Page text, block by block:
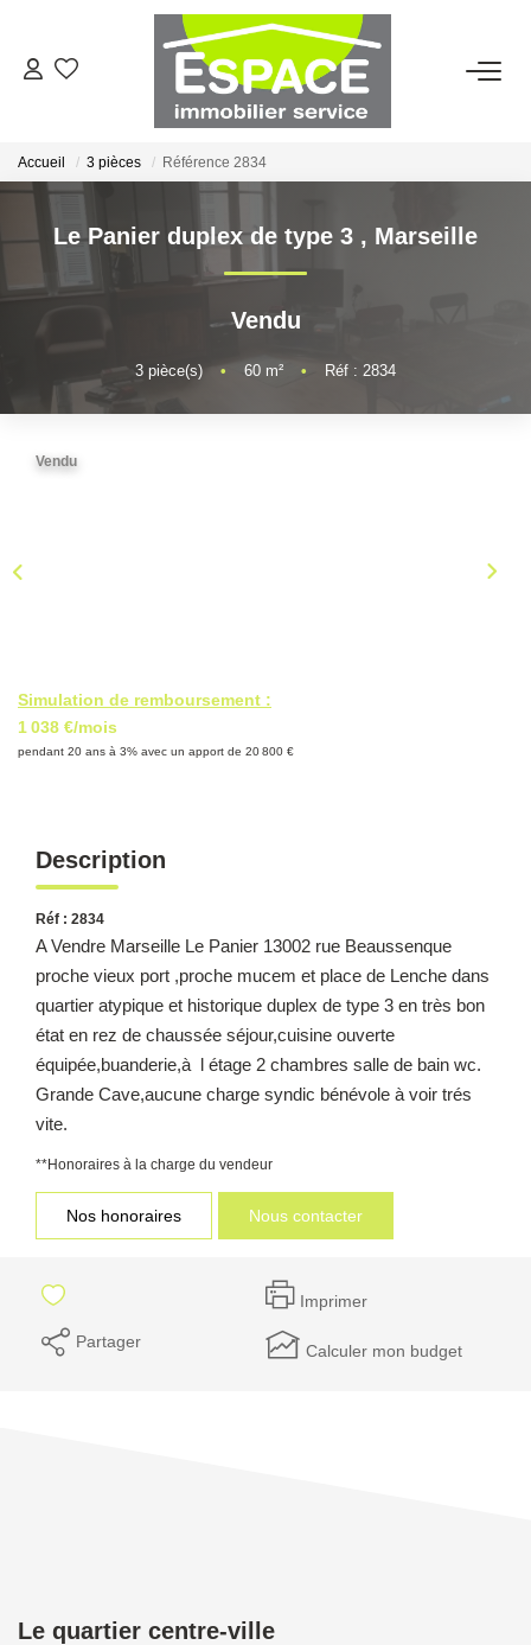
VENTES
ESTIMATION
GESTION LOCATIVE
Accueil 3 pièces Référence 2834
Le Panier duplex de type 3 , Marseille
Vendu
3 pièce(s) • 60 m² • Réf : 2834
Vendu
Simulation de remboursement :
1 038 €/mois
pendant 20 ans à 3% avec un apport de 20 800 €
Description
Réf : 2834
A Vendre Marseille Le Panier 13002 rue Beaussenque
proche vieux port ,proche mucem et place de Lenche dans
quartier atypique et historique duplex de type 3 en très bon
état en rez de chaussée séjour,cuisine ouverte
équipée,buanderie,à l étage 2 chambres salle de bain wc.
Grande Cave,aucune charge syndic bénévole à voir trés
vite.
**Honoraires à la charge du vendeur
Nos honoraires Nous contacter
Imprimer
Partager Calculer mon budget
Le quartier centre-ville